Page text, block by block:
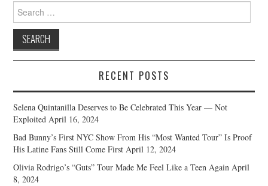
Search
for:
RECENT POSTS
Selena Quintanilla Deserves to Be Celebrated This Year — Not
Exploited April 16, 2024
Bad Bunny’s First NYC Show From His “Most Wanted Tour” Is Proof
His Latine Fans Still Come First April 12, 2024
Olivia Rodrigo’s “Guts” Tour Made Me Feel Like a Teen Again April
8, 2024